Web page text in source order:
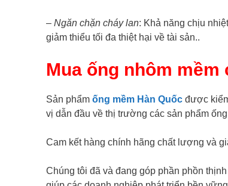
– Ngăn chặn cháy lan: Khả năng chịu
giảm thiểu tối đa thiệt hại về tài sản..
Mua ống nhôm
Sản phẩm ống mềm Hàn Quốc được
vị dẫn đầu về thị trường các sản phẩm
Cam kết hàng chính hãng chất lượng và
Chúng tôi đã và đang góp phần phồn